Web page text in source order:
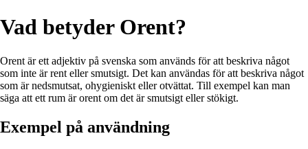
Vad betyder Orent?
Orent är ett adjektiv på svenska som används för att beskriva något
som inte är rent eller smutsigt. Det kan användas för att beskriva något
som är nedsmutsat, ohygieniskt eller otvättat. Till exempel kan man
säga att ett rum är orent om det är smutsigt eller stökigt.
Exempel på användning